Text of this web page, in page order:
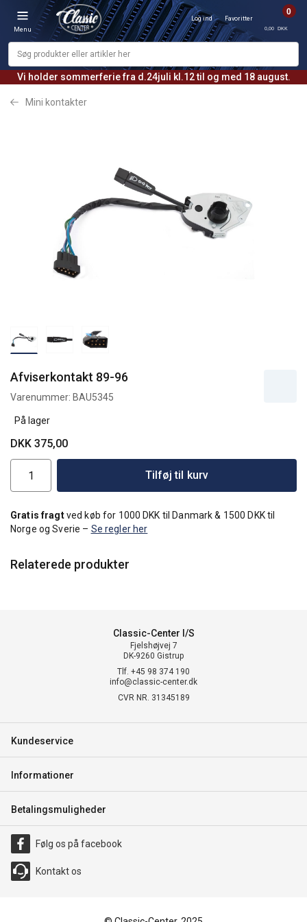
Vi holder sommerferie fra d.24juli kl.12 til og med 18 august.
Menu
Log ind Favoritter
0
0,00 DKK
Mini kontakter
Afviserkontakt 89-96
Varenummer: BAU5345
På lager
DKK 375,00
Tilføj til kurv
Gratis fragtved køb for 1000 DKK til Danmark & 1500 DKK til
Norge og Sverie – Se regler her
Relaterede produkter
Classic-Center I/S
Fjelshøjvej 7
DK-9260 Gistrup
Tlf. +45 98 374 190
info@classic-center.dk
CVR NR. 31345189
Kundeservice
Informationer
Betalingsmuligheder
Følg os på facebook
Kontakt os